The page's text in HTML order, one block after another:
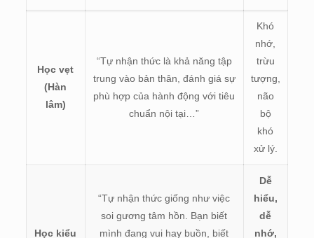
Học vẹt
(Hàn
lâm)
“Tự nhận thức là khả năng tập
trung vào bản thân, đánh giá sự
phù hợp của hành động với tiêu
chuẩn nội tại…”
Khó
nhớ,
trừu
tượng,
não
bộ
khó
xử lý.
Học kiểu
“Tự nhận thức giống như việc
soi gương tâm hồn. Bạn biết
mình đang vui hay buồn, biết
Dễ
hiểu,
dễ
nhớ,